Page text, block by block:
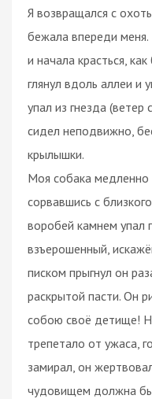
Я возвращался с
бежала впереди меня.
и начала красться,
глянул вдоль аллеи и
упал из гнезда (ветер
сидел неподвижно,
крылышки.
Моя собака медленно
сорвавшись с
воробей камнем упал
взъерошенный,
писком прыгнул он
раскрытой пасти. Он
собою своё детище!
трепетало от ужаса,
замирал, он
чудовищем должна